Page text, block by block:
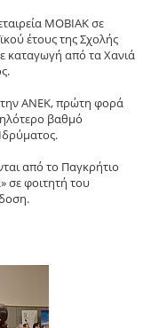
ΜΟΒΙΑΚ σε
έτους της Σχολής
καταγωγή από τα Χανιά
ANEK, πρώτη φορά
βαθμό
από το Παγκρήτιο
σε φοιτητή του